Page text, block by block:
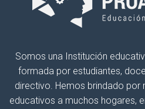
Somos una Institución
formada por estudiantes,
directivo. Hemos brindado por
educativos a muchos hogares,